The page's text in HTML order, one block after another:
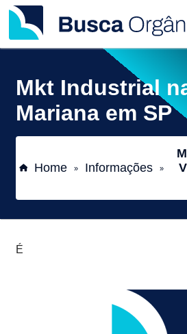
Mkt Industrial
Mariana em SP
Home » Informações »
É